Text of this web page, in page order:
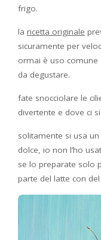
frigo.
la ricetta originale
sicuramente per
ormai è uso comune
da degustare.
fate snocciolare le
divertente e dove ci
solitamente si usa un
dolce, io non l’ho
se lo preparate solo
parte del latte con